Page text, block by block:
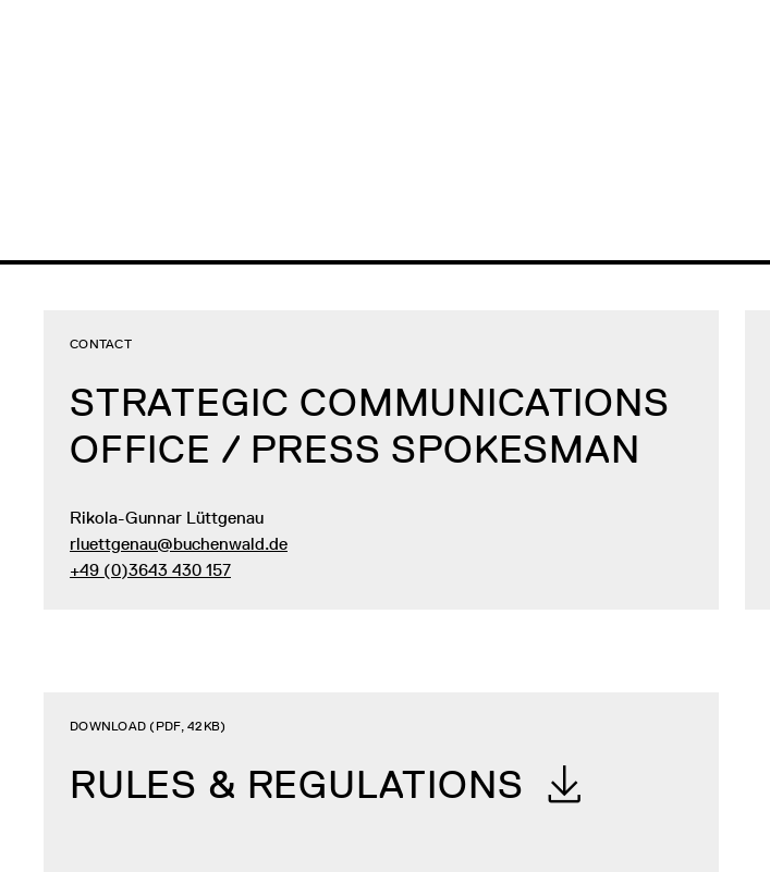
STRATEGIC COMMUNICATIONS
OFFICE / PRESS SPOKESMAN
CONTACT
Rikola-Gunnar Lüttgenau
rluettgenau@buchenwald.de
+49 (0)3643 430 157
RULES & REGULATIONS
DOWNLOAD (PDF, 42KB)